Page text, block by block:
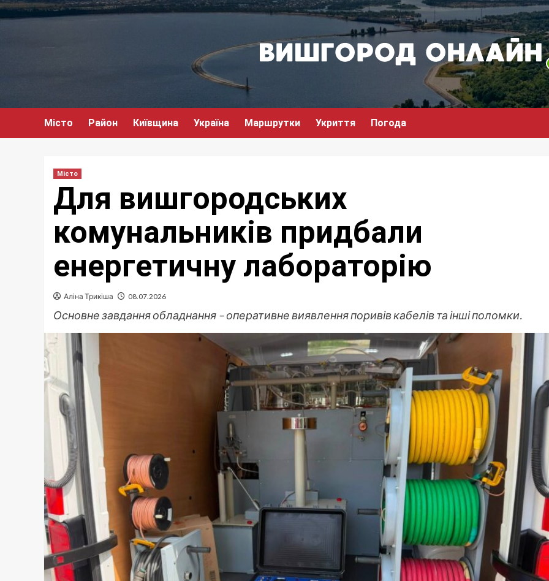
Перейти
до
Місто Район Київщина Україна Маршрутки Укриття Погода
Місто
Для вишгородських
комунальників придбали
енергетичну лабораторію
Аліна Трикіша 08.07.2026
Основне завдання обладнання – оперативне виявлення поривів кабелів та інші поломки.